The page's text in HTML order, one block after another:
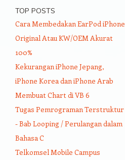
TOP POSTS
Cara Membedakan EarPod iPhone
Original Atau KW/OEM Akurat
100%
Kekurangan iPhone Jepang,
iPhone Korea dan iPhone Arab
Membuat Chart di VB 6
Tugas Pemrograman Terstruktur
- Bab Looping / Perulangan dalam
Bahasa C
Telkomsel Mobile Campus